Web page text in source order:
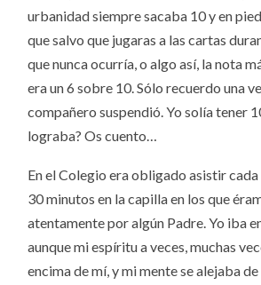
urbanidad siempre sacaba 10 y en
que salvo que jugaras a las cartas
que nunca ocurría, o algo así, la nota
era un 6 sobre 10. Sólo recuerdo una
compañero suspendió. Yo solía tener
lograba? Os cuento…
En el Colegio era obligado asistir cada
30 minutos en la capilla en los que
atentamente por algún Padre. Yo iba
aunque mi espíritu a veces, muchas
encima de mí, y mi mente se alejaba